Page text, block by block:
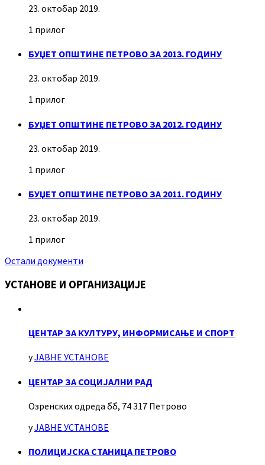
23. октобар 2019.
1 прилог
БУЏЕТ ОПШТИНЕ ПЕТРОВО ЗА 2013. ГОДИНУ
23. октобар 2019.
1 прилог
БУЏЕТ ОПШТИНЕ ПЕТРОВО ЗА 2012. ГОДИНУ
23. октобар 2019.
1 прилог
БУЏЕТ ОПШТИНЕ ПЕТРОВО ЗА 2011. ГОДИНУ
23. октобар 2019.
1 прилог
Остали документи
УСТАНОВЕ И ОРГАНИЗАЦИЈЕ
ЦЕНТАР ЗА КУЛТУРУ, ИНФОРМИСАЊЕ И СПОРТ
уЈАВНЕ УСТАНОВЕ
ЦЕНТАР ЗА СОЦИЈАЛНИ РАД
Озренских одреда бб, 74 317 Петрово
уЈАВНЕ УСТАНОВЕ
ПОЛИЦИЈСКА СТАНИЦА ПЕТРОВО